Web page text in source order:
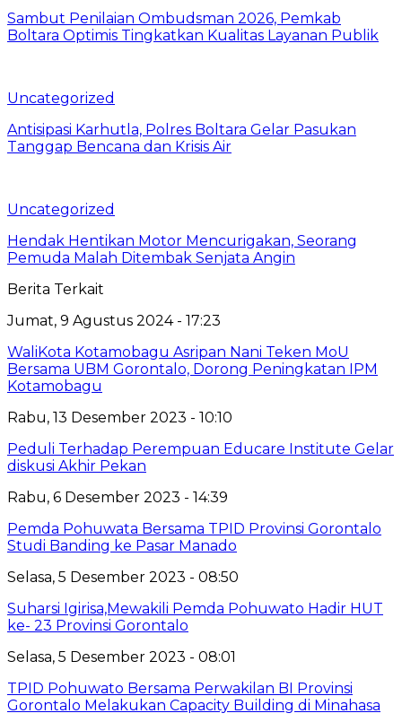
Sambut Penilaian Ombudsman 2026, Pemkab
Boltara Optimis Tingkatkan Kualitas Layanan Publik
Uncategorized
Antisipasi Karhutla, Polres Boltara Gelar Pasukan
Tanggap Bencana dan Krisis Air
Uncategorized
Hendak Hentikan Motor Mencurigakan, Seorang
Pemuda Malah Ditembak Senjata Angin
Berita Terkait
Jumat, 9 Agustus 2024 - 17:23
WaliKota Kotamobagu Asripan Nani Teken MoU
Bersama UBM Gorontalo, Dorong Peningkatan IPM
Kotamobagu
Rabu, 13 Desember 2023 - 10:10
Peduli Terhadap Perempuan Educare Institute Gelar
diskusi Akhir Pekan
Rabu, 6 Desember 2023 - 14:39
Pemda Pohuwata Bersama TPID Provinsi Gorontalo
Studi Banding ke Pasar Manado
Selasa, 5 Desember 2023 - 08:50
Suharsi Igirisa,Mewakili Pemda Pohuwato Hadir HUT
ke- 23 Provinsi Gorontalo
Selasa, 5 Desember 2023 - 08:01
TPID Pohuwato Bersama Perwakilan BI Provinsi
Gorontalo Melakukan Capacity Building di Minahasa